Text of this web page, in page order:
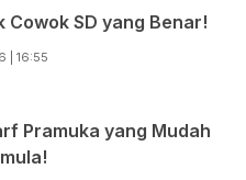
Cowok SD yang Benar!
| 16:55
Pramuka yang Mudah